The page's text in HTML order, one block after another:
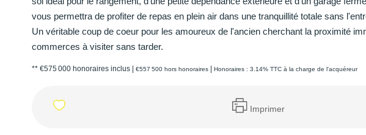
vous permettra de profiter de repas en plein air dans une tranquillité totale sans
Un véritable coup de coeur pour les amoureux de l'ancien cherchant la proximité
commerces à visiter sans tarder.
** €575 000 honoraires inclus €557 500 hors honoraires Honoraires : 3.14% TTC à la charge de l'acquéreur
Imprimer